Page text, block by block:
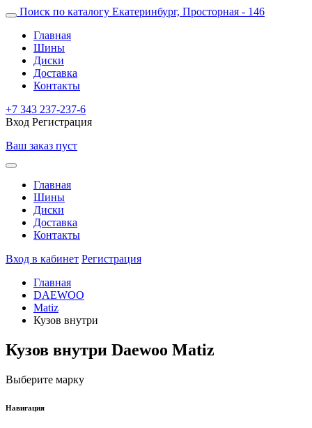
Поиск по каталогу Екатеринбург, Просторная - 146
Главная
Шины
Диски
Доставка
Контакты
+7 343 237-237-6
Вход Регистрация
Ваш заказ пуст
Главная
Шины
Диски
Доставка
Контакты
Вход в кабинет Регистрация
Главная
DAEWOO
Matiz
Кузов внутри
Кузов внутри Daewoo Matiz
Выберите марку
Навигация